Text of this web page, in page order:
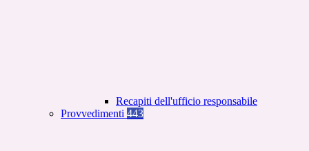
Recapiti dell'ufficio responsabile
Provvedimenti 443